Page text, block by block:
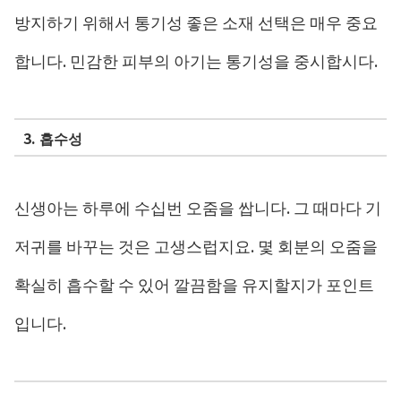
방지하기 위해서 통기성 좋은 소재 선택은 매우 중요
합니다. 민감한 피부의 아기는 통기성을 중시합시다.
3. 흡수성
신생아는 하루에 수십번 오줌을 쌉니다. 그 때마다 기
저귀를 바꾸는 것은 고생스럽지요. 몇 회분의 오줌을
확실히 흡수할 수 있어 깔끔함을 유지할지가 포인트
입니다.